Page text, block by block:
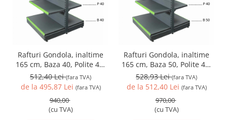
Rafturi Gondola, inaltime
165 cm, Baza 40, Polite 40,
Antracit
512,40 Lei(fara TVA)
de la 495,87 Lei (fara TVA)
940,00
(cu TVA)
Rafturi Gondola, inaltime
165 cm, Baza 50, Polite 40,
Antracit
528,93 Lei(fara TVA)
de la 512,40 Lei (fara TVA)
970,00
(cu TVA)